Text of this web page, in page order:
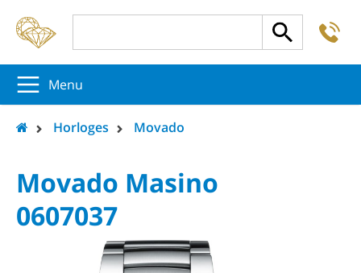
Menu
Horloges Movado
Movado Masino
0607037